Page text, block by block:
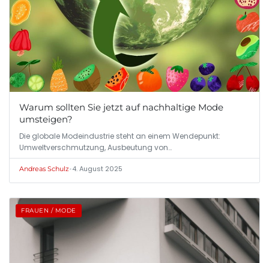
Warum sollten Sie jetzt auf nachhaltige Mode
umsteigen?
Die globale Modeindustrie steht an einem Wendepunkt:
Umweltverschmutzung, Ausbeutung von…
Andreas Schulz•4. August 2025
FRAUEN / MODE